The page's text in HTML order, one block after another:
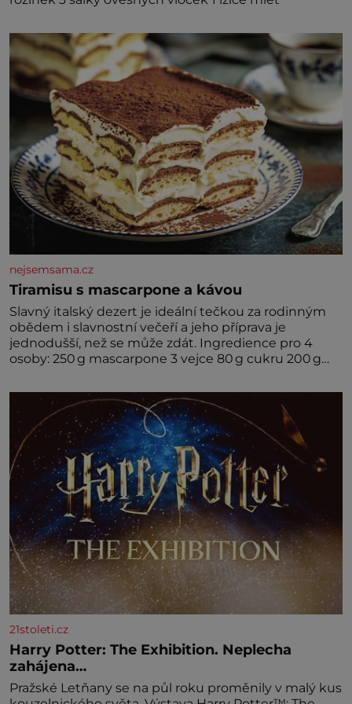
nejsemsama.cz
Tiramisu s mascarpone a kávou
Slavný italský dezert je ideální tečkou za rodinným
obědem i slavnostní večeří a jeho příprava je
jednodušší, než se může zdát. Ingredience pro 4
osoby: 250 g mascarpone 3 vejce 80 g cukru 200 g
amaretta kakao na posypání Postup: Oddělte
žloutky od bílků. Žloutky vyšlehejte s cukrem do
světlé pěny a postupně do nich vmíchejte
mascarpone, aby vznikl hladký
21stoleti.cz
Harry Potter: The Exhibition. Neplecha
zahájena…
Pražské Letňany se na půl roku proměnily v malý kus